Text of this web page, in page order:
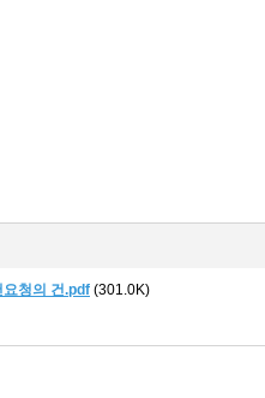
청의 건.pdf (301.0K)